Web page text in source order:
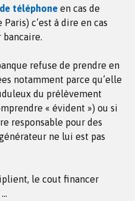
téléphone en cas de
c’est à dire en cas
bancaire.
refuse de prendre en
notamment parce qu’elle
du prélèvement
« évident ») ou si
responsable pour des
ne lui est pas
le cout financer